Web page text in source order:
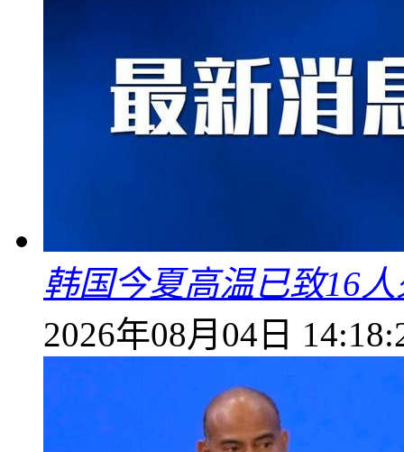
韩国今夏高温已致16
2026年08月04日